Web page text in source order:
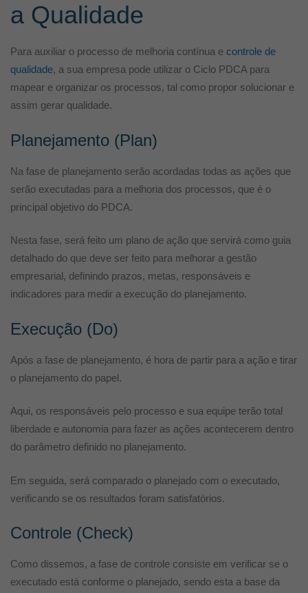
a Qualidade
Para auxiliar o processo de melhoria contínua e controle de
qualidade, a sua empresa pode utilizar o Ciclo PDCA para
mapear e organizar os processos, tal como propor solucionar e
assim gerar qualidade.
Planejamento (Plan)
Na fase de planejamento serão acordadas todas as ações que
serão executadas para a melhoria dos processos, que é o
principal objetivo do PDCA.
Nesta fase, será feito um plano de ação que servirá como guia
detalhado do que deve ser feito para melhorar a gestão
empresarial, definindo prazos, metas, responsáveis e
indicadores para medir a execução do planejamento.
Execução (Do)
Após a fase de planejamento, é hora de partir para a ação e tirar
o planejamento do papel.
Aqui, os responsáveis pelo processo e sua equipe terão total
liberdade e autonomia para fazer as ações acontecerem dentro
do parâmetro definido no planejamento.
Em seguida, será comparado o planejado com o executado,
verificando se os resultados foram satisfatórios.
Controle (Check)
Como dissemos, a fase de controle consiste em verificar se o
executado está conforme o planejado, sendo esta a base da